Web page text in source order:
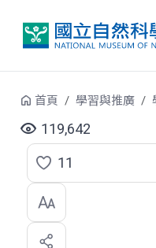
首頁 學習與推廣
119,642
點
選
喜
11